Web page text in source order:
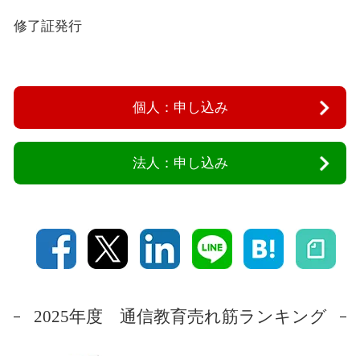
修了証発行
個人：申し込み
法人：申し込み
2025年度 通信教育売れ筋ランキング